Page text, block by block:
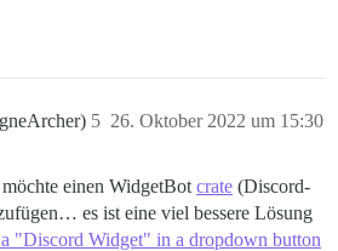
26. Oktober 2022 um 15:30
5
einen WidgetBot crate (Discord-
es ist eine viel bessere Lösung
"Discord Widget" in a dropdown button